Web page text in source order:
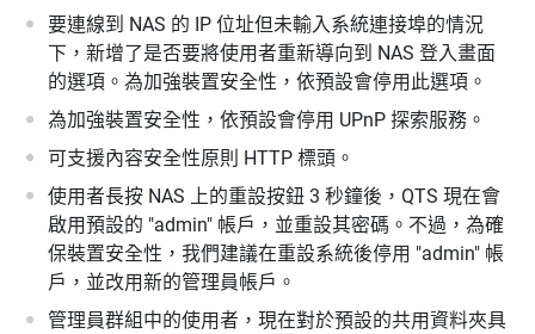
要連線到 NAS 的 IP 位址但未輸入系統連接埠的情況
下，新增了是否要將使用者重新導向到 NAS 登入畫面
的選項。為加強裝置安全性，依預設會停用此選項。
為加強裝置安全性，依預設會停用 UPnP 探索服務。
可支援內容安全性原則 HTTP 標頭。
使用者長按 NAS 上的重設按鈕 3 秒鐘後，QTS 現在會
啟用預設的 "admin" 帳戶，並重設其密碼。不過，為確
保裝置安全性，我們建議在重設系統後停用 "admin" 帳
戶，並改用新的管理員帳戶。
管理員群組中的使用者，現在對於預設的共用資料夾具